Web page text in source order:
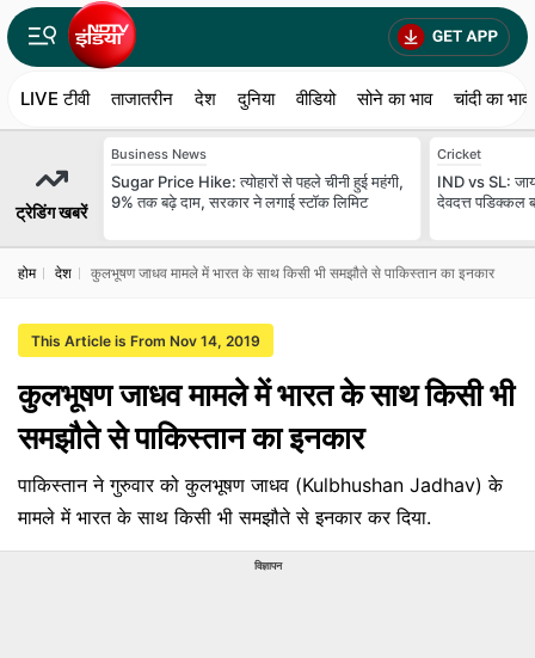
LIVE टीवी ताजातरीन देश दुनिया वीडियो सोने का भाव चांदी का भाव
ट्रेडिंग खबरें
Business News
Sugar Price Hike: त्योहारों से पहले चीनी हुई महंगी,
9% तक बढ़े दाम, सरकार ने लगाई स्टॉक लिमिट
Cricket
IND vs SL:
देवदत्त पडिक्कल
होम देश कुलभूषण जाधव मामले में भारत के साथ किसी भी समझौते से पाकिस्तान का इनकार
This Article is From Nov 14, 2019
कुलभूषण जाधव मामले में भारत के साथ किसी भी
समझौते से पाकिस्तान का इनकार
पाकिस्तान ने गुरुवार को कुलभूषण जाधव (Kulbhushan Jadhav) के
मामले में भारत के साथ किसी भी समझौते से इनकार कर दिया.
विज्ञापन